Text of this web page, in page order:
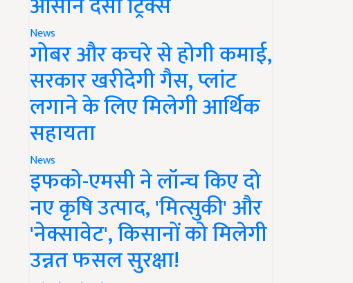
News
गोबर और कचरे से होगी कमाई,
सरकार खरीदेगी गैस, प्लांट
लगाने के लिए मिलेगी आर्थिक
सहायता
News
इफको-एमसी ने लॉन्च किए दो
नए कृषि उत्पाद, 'मित्सुकी' और
'नेक्सावेट', किसानों को मिलेगी
उन्नत फसल सुरक्षा!